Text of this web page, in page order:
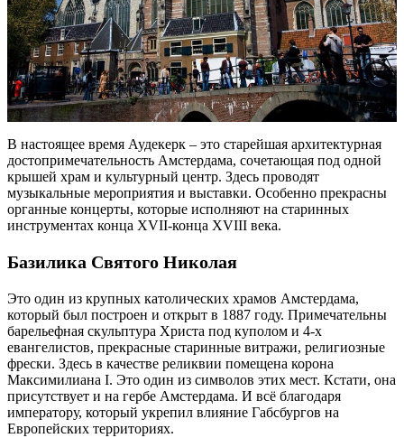
В настоящее время Аудекерк – это старейшая архитектурная
достопримечательность Амстердама, сочетающая под одной
крышей храм и культурный центр. Здесь проводят
музыкальные мероприятия и выставки. Особенно прекрасны
органные концерты, которые исполняют на старинных
инструментах конца XVII-конца XVIII века.
Базилика Святого Николая
Это один из крупных католических храмов Амстердама,
который был построен и открыт в 1887 году. Примечательны
барельефная скульптура Христа под куполом и 4-х
евангелистов, прекрасные старинные витражи, религиозные
фрески. Здесь в качестве реликвии помещена корона
Максимилиана I. Это один из символов этих мест. Кстати, она
присутствует и на гербе Амстердама. И всё благодаря
императору, который укрепил влияние Габсбургов на
Европейских территориях.